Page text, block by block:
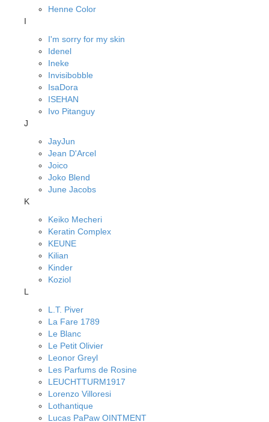
Henne Color
I
I'm sorry for my skin
Idenel
Ineke
Invisibobble
IsaDora
ISEHAN
Ivo Pitanguy
J
JayJun
Jean D'Arcel
Joico
Joko Blend
June Jacobs
K
Keiko Mecheri
Keratin Complex
KEUNE
Kilian
Kinder
Koziol
L
L.T. Piver
La Fare 1789
Le Blanc
Le Petit Olivier
Leonor Greyl
Les Parfums de Rosine
LEUCHTTURM1917
Lorenzo Villoresi
Lothantique
Lucas PaPaw OINTMENT